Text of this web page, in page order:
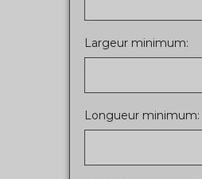
Largeur minimum:
Longueur minimum: